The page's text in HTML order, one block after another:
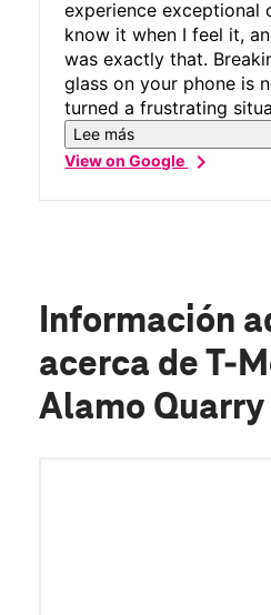
experience exceptional
know it when I feel it,
was exactly that. Breaking the protective
glass on your phone is
turned a frustrating
easy, and genuinely
He checked my
options when it had
What stood out most
efficiency; it was how
Ian was friendly,
the whole process
customer service is
days, and Ian absolutely
Lee más
View on Googlechevron_right
Información
acerca de T-
Alamo